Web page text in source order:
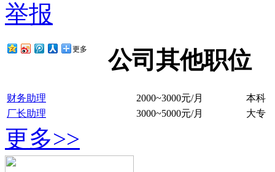
举报
更多 公司其他职位
财务助理 2000~3000元/月
本科
厂长助理
3000~5000元/月 大专
更多>>